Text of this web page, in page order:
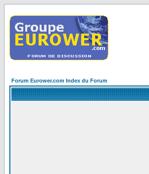
Forum Eurower.com Index du Forum